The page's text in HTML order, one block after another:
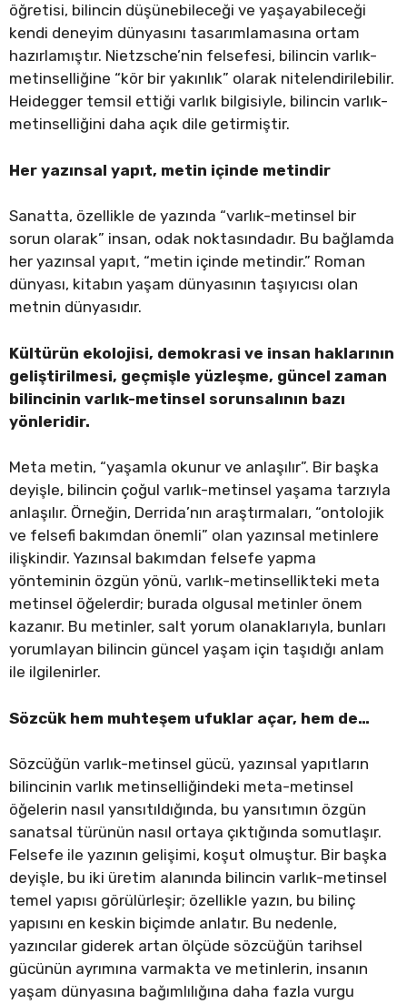
öğretisi, bilincin düşünebileceği ve yaşayabileceği
kendi deneyim dünyasını tasarımlamasına ortam
hazırlamıştır. Nietzsche’nin felsefesi, bilincin varlık-
metinselliğine “kör bir yakınlık” olarak nitelendirilebilir.
Heidegger temsil ettiği varlık bilgisiyle, bilincin varlık-
metinselliğini daha açık dile getirmiştir.
Her yazınsal yapıt, metin içinde metindir
Sanatta, özellikle de yazında “varlık-metinsel bir
sorun olarak” insan, odak noktasındadır. Bu bağlamda
her yazınsal yapıt, “metin içinde metindir.” Roman
dünyası, kitabın yaşam dünyasının taşıyıcısı olan
metnin dünyasıdır.
Kültürün ekolojisi, demokrasi ve insan haklarının
geliştirilmesi, geçmişle yüzleşme, güncel zaman
bilincinin varlık-metinsel sorunsalının bazı
yönleridir.
Meta metin, “yaşamla okunur ve anlaşılır”. Bir başka
deyişle, bilincin çoğul varlık-metinsel yaşama tarzıyla
anlaşılır. Örneğin, Derrida’nın araştırmaları, “ontolojik
ve felsefi bakımdan önemli” olan yazınsal metinlere
ilişkindir. Yazınsal bakımdan felsefe yapma
yönteminin özgün yönü, varlık-metinsellikteki meta
metinsel öğelerdir; burada olgusal metinler önem
kazanır. Bu metinler, salt yorum olanaklarıyla, bunları
yorumlayan bilincin güncel yaşam için taşıdığı anlam
ile ilgilenirler.
Sözcük hem muhteşem ufuklar açar, hem de…
Sözcüğün varlık-metinsel gücü, yazınsal yapıtların
bilincinin varlık metinselliğindeki meta-metinsel
öğelerin nasıl yansıtıldığında, bu yansıtımın özgün
sanatsal türünün nasıl ortaya çıktığında somutlaşır.
Felsefe ile yazının gelişimi, koşut olmuştur. Bir başka
deyişle, bu iki üretim alanında bilincin varlık-metinsel
temel yapısı görülürleşir; özellikle yazın, bu bilinç
yapısını en keskin biçimde anlatır. Bu nedenle,
yazıncılar giderek artan ölçüde sözcüğün tarihsel
gücünün ayrımına varmakta ve metinlerin, insanın
yaşam dünyasına bağımlılığına daha fazla vurgu